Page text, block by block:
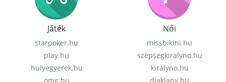
Játék
starpoker.hu
play.hu
hulyegyerek.hu
Női
missbikini.hu
szepsegkiralyno.hu
kiralyno.hu